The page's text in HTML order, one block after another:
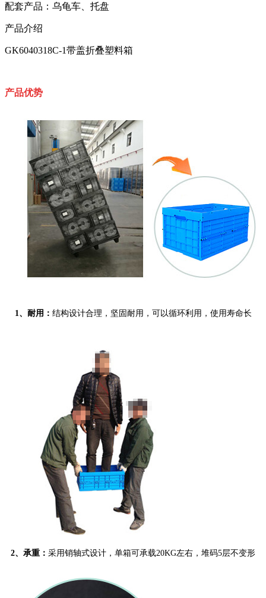
配套产品：乌龟车、托盘
产品介绍
GK6040318C-1带盖折叠塑料箱
产品优势
1、耐用 ： 结构设计合理，坚固耐用，可以循环利用，使用寿命长
2、承重： 采用销轴式设计，单箱可承载20KG左右，堆码5层不变形